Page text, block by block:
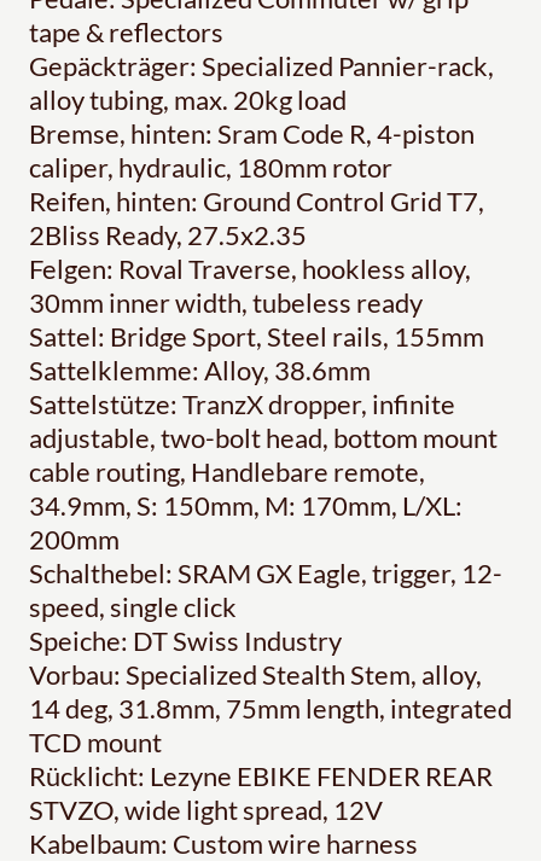
tape & reflectors
Gepäckträger: Specialized Pannier-rack,
alloy tubing, max. 20kg load
Bremse, hinten: Sram Code R, 4-piston
caliper, hydraulic, 180mm rotor
Reifen, hinten: Ground Control Grid T7,
2Bliss Ready, 27.5x2.35
Felgen: Roval Traverse, hookless alloy,
30mm inner width, tubeless ready
Sattel: Bridge Sport, Steel rails, 155mm
Sattelklemme: Alloy, 38.6mm
Sattelstütze: TranzX dropper, infinite
adjustable, two-bolt head, bottom mount
cable routing, Handlebare remote,
34.9mm, S: 150mm, M: 170mm, L/XL:
200mm
Schalthebel: SRAM GX Eagle, trigger, 12-
speed, single click
Speiche: DT Swiss Industry
Vorbau: Specialized Stealth Stem, alloy,
14 deg, 31.8mm, 75mm length, integrated
TCD mount
Rücklicht: Lezyne EBIKE FENDER REAR
STVZO, wide light spread, 12V
Kabelbaum: Custom wire harness